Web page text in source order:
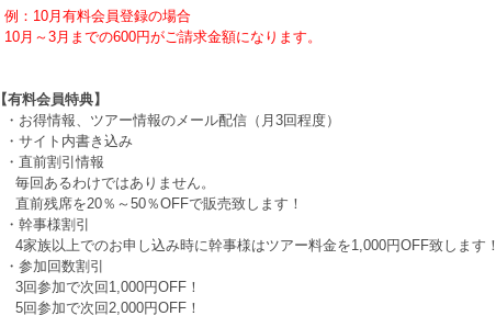
例：10月有料会員登録の場合
10月～3月までの600円がご請求金額になります。
【有料会員特典】
・お得情報、ツアー情報のメール配信（月3回程度）
・サイト内書き込み
・直前割引情報
毎回あるわけではありません。
直前残席を20％～50％OFFで販売致します！
・幹事様割引
4家族以上でのお申し込み時に幹事様はツアー料金を1,000円OFF致します！
・参加回数割引
3回参加で次回1,000円OFF！
5回参加で次回2,000円OFF！